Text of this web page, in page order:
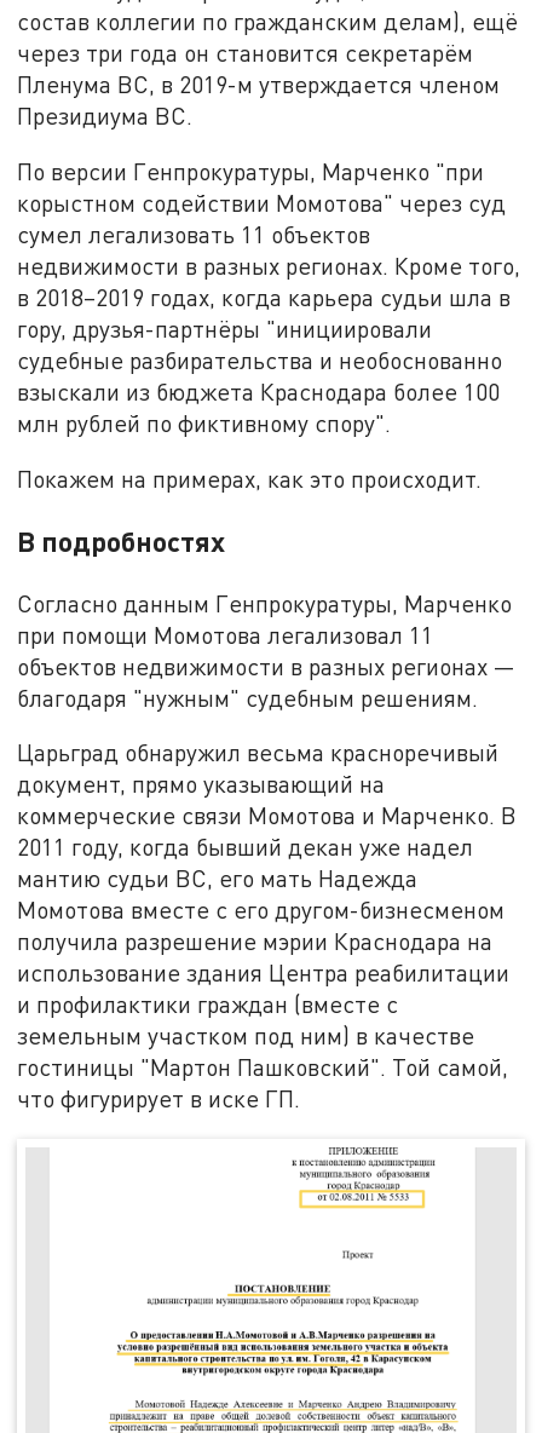
состав коллегии по гражданским делам), ещё
через три года он становится секретарём
Пленума ВС, в 2019-м утверждается членом
Президиума ВС.
По версии Генпрокуратуры, Марченко "при
корыстном содействии Момотова" через суд
сумел легализовать 11 объектов
недвижимости в разных регионах. Кроме того,
в 2018–2019 годах, когда карьера судьи шла в
гору, друзья-партнёры "инициировали
судебные разбирательства и необоснованно
взыскали из бюджета Краснодара более 100
млн рублей по фиктивному спору".
Покажем на примерах, как это происходит.
В подробностях
Согласно данным Генпрокуратуры, Марченко
при помощи Момотова легализовал 11
объектов недвижимости в разных регионах —
благодаря "нужным" судебным решениям.
Царьград обнаружил весьма красноречивый
документ, прямо указывающий на
коммерческие связи Момотова и Марченко. В
2011 году, когда бывший декан уже надел
мантию судьи ВС, его мать Надежда
Момотова вместе с его другом-бизнесменом
получила разрешение мэрии Краснодара на
использование здания Центра реабилитации
и профилактики граждан (вместе с
земельным участком под ним) в качестве
гостиницы "Мартон Пашковский". Той самой,
что фигурирует в иске ГП.